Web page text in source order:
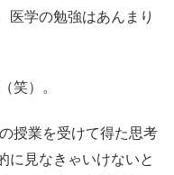
医学の勉強はあんまり
笑）。
授業を受けて得た思考
に見なきゃいけないと